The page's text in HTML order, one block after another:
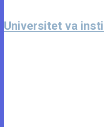
Universitet va